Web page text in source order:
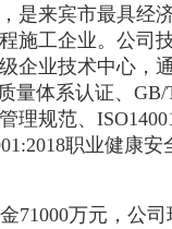
是来宾市最具经
施工企业。公司
企业技术中心，
量体系认证、GB/
理规范、
职业健康安
71000万元，公